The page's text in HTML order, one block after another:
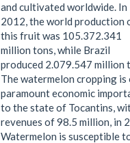
and cultivated worldwide. In
2012, the world production
this fruit was 105.372.341
million tons, while Brazil
produced 2.079.547 million
The watermelon cropping is
paramount economic
to the state of Tocantins,
revenues of 98.5 million, in
Watermelon is susceptible